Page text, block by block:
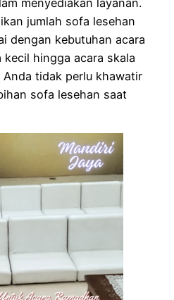
jumlah sofa lesehan
dengan kebutuhan acara
kecil hingga acara skala
tidak perlu khawatir
sofa lesehan saat